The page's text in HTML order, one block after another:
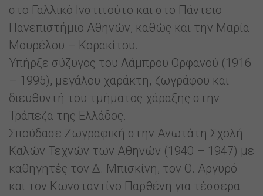
στο Γαλλικό Ινστιτούτο και στο Πάντειο
Πανεπιστήμιο Αθηνών, καθώς και την Μαρία
Μουρέλου – Κορακίτου.
Υπήρξε σύζυγος του Λάμπρου Ορφανού (1916
– 1995), μεγάλου χαράκτη, ζωγράφου και
διευθυντή του τμήματος χάραξης στην
Τράπεζα της Ελλάδος.
Σπούδασε Ζωγραφική στην Ανωτάτη Σχολή
Καλών Τεχνών των Αθηνών (1940 – 1947) με
καθηγητές τον Δ. Μπισκίνη, τον Ο. Αργυρό
και τον Κωνσταντίνο Παρθένη για τέσσερα